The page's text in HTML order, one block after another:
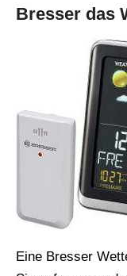
Bresser das
Eine Bresser